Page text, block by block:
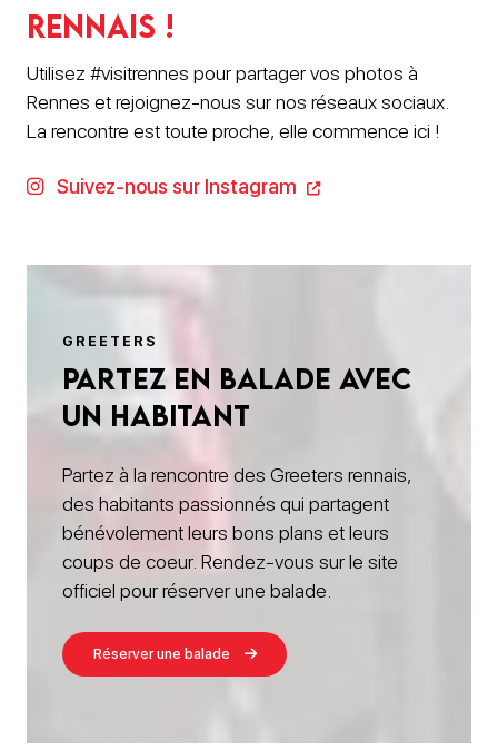
rennais !
Utilisez #visitrennes pour partager vos photos à
Rennes et rejoignez-nous sur nos réseaux sociaux.
La rencontre est toute proche, elle commence ici !
Suivez-nous sur Instagram
GREETERS
Partez en balade avec
un habitant
Partez à la rencontre des Greeters rennais,
des habitants passionnés qui partagent
bénévolement leurs bons plans et leurs
coups de coeur. Rendez-vous sur le site
officiel pour réserver une balade.
Réserver une balade